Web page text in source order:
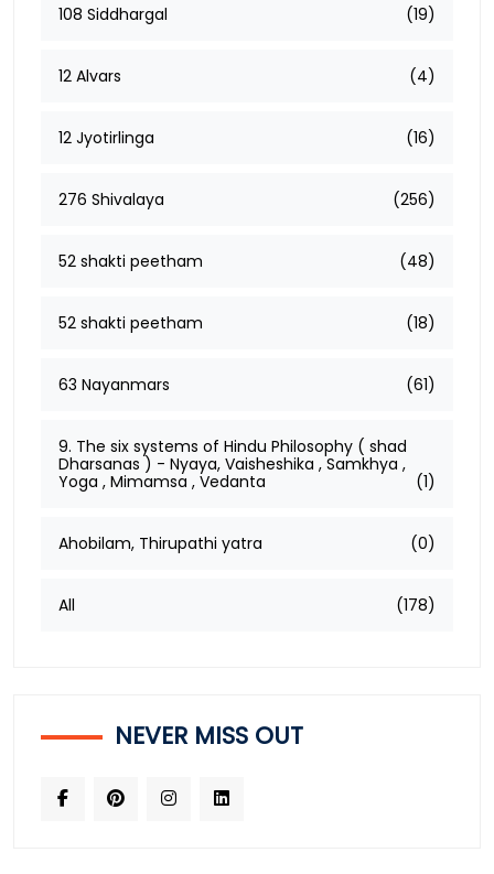
108 Siddhargal (19)
12 Alvars (4)
12 Jyotirlinga (16)
276 Shivalaya (256)
52 shakti peetham (48)
52 shakti peetham (18)
63 Nayanmars (61)
9. The six systems of Hindu Philosophy ( shad
Dharsanas ) - Nyaya, Vaisheshika , Samkhya ,
Yoga , Mimamsa , Vedanta
(1)
Ahobilam, Thirupathi yatra (0)
All (178)
NEVER MISS OUT